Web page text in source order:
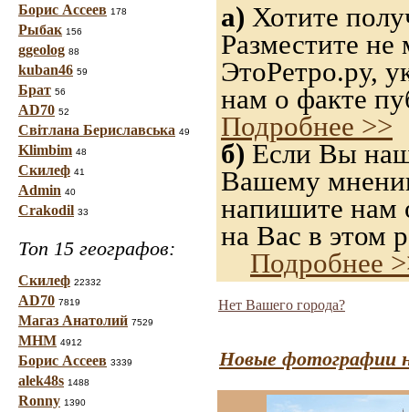
Борис Ассеев 178
Рыбак 156
ggeolog 88
kuban46 59
Брат 56
AD70 52
Світлана Бериславська 49
Klimbim 48
Скилеф 41
Admin 40
Crakodil 33
Топ 15 географов:
Скилеф 22332
AD70 7819
Магаз Анатолий 7529
МНМ 4912
Борис Ассеев 3339
alek48s 1488
Ronny 1390
а) Хотите
Разместите
ЭтоРетро.ру,
нам о факте
Подробнее >>
б) Если Вы
Вашему
напишите нам
на Вас в этом
Подробнее
Нет Вашего города?
Новые фотографии